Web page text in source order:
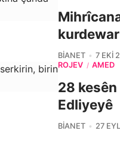
kurdewar
BIANET
7 EKI
ROJEV / AMED
28
Edliyeyê
BIANET 27